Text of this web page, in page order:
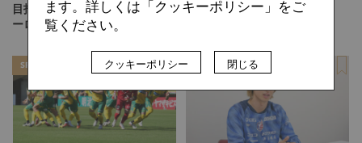
目指して。躍進するテゲバジャ
ーロ宮崎が示す「クラブを育て
くない」。岡山・西川潤が描
SPECIAL
ます。詳しくは「クッキーポリシー」をご
覧ください。
クッキーポリシー 閉じる